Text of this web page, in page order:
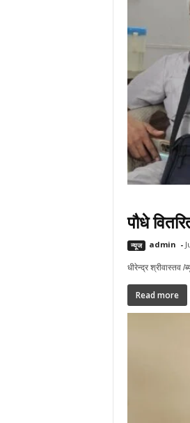
पौधे
न्यूज admin -
धीरेन्द्र श्रीवास्तव
Read more